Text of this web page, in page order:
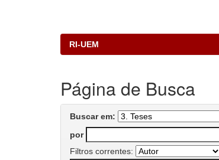
RI-UEM
Página de Busca
Buscar em:
por
Filtros correntes: